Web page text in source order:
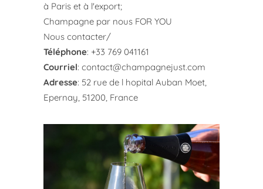
à Paris et à l'export;
Champagne par nous FOR YOU
Nous contacter/
Téléphone: +33 769 041161
Courriel: contact@champagnejust.com
Adresse: 52 rue de l hopital Auban Moet,
Epernay, 51200, France